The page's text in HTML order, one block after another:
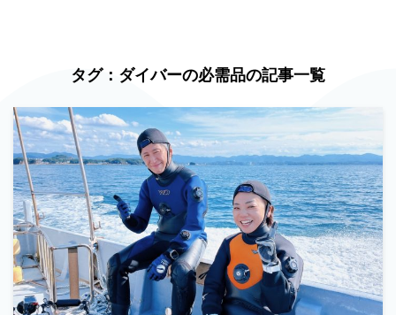
タグ：ダイバーの必需品の記事一覧